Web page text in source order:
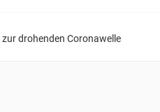
drohenden Coronawelle